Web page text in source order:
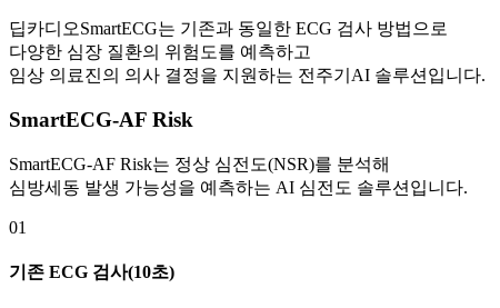
딥카디오SmartECG는 기존과 동일한 ECG 검사 방법으로
다양한 심장 질환의 위험도를 예측하고
임상 의료진의 의사 결정을 지원하는 전주기AI 솔루션입니다.
SmartECG-AF Risk
SmartECG-AF Risk는 정상 심전도(NSR)를 분석해
심방세동 발생 가능성을 예측하는 AI 심전도 솔루션 입니다.
01
기존 ECG 검사(10초)